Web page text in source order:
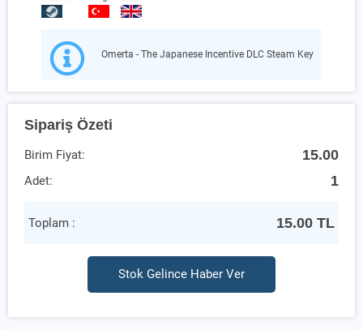
Omerta - The Japanese Incentive DLC Steam Key
Sipariş Özeti
Birim Fiyat: 15.00
Adet: 1
Toplam : 15.00 TL
Stok Gelince Haber Ver